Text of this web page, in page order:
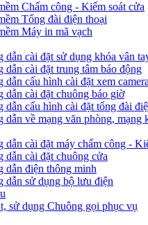
Chấm công - Kiểm soát cửa
Tổng đài điện thoại
Máy in mã vạch
dẫn cài đặt sử dụng khóa vân
dẫn cài đặt trung tâm báo động
dẫn cấu hình cài đặt xem camera
dẫn cài đặt chuông báo giờ
dẫn cấu hình cài đặt tổng đài
dẫn về mạng văn phòng, mạng
dẫn cài đặt máy chấm công -
dẫn cài đặt chuông cửa
dẫn điện thông minh
dẫn sử dụng bộ lưu điện
sử dụng Chuông gọi phục vụ